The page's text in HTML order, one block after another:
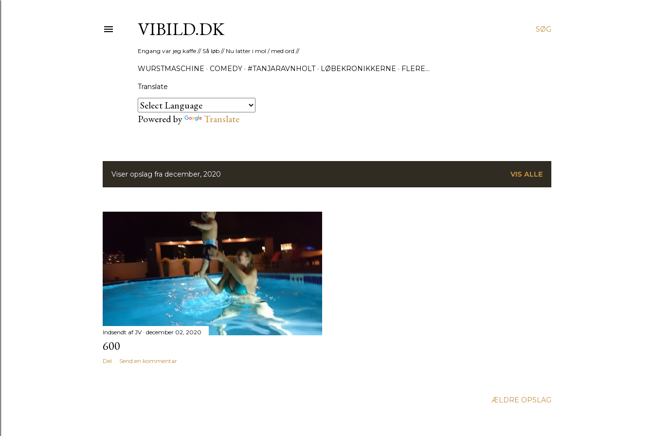
SØG
VIBILD.DK
Engang var jeg kaffe // Så løb // Nu latter i mol / med ord //
WURSTMASCHINE COMEDY #TANJARAVNHOLT LØBEKRONIKKERNE FLERE…
Translate
Powered by Translate
O
a
g
Viser opslag fra december, 2020 VIS ALLE
Indsendt af JV december 02, 2020
600
Del Send en kommentar
ÆLDRE OPSLAG